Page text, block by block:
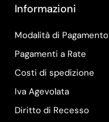
Informazioni
Modalità di Pagamento
Pagamenti a Rate
Costi di spedizione
Iva Agevolata
Diritto di Recesso